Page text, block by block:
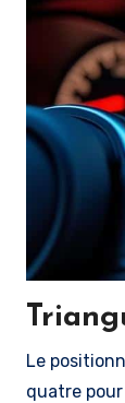
Le
quatre